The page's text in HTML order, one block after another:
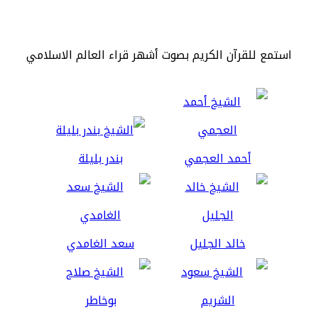
استمع للقرآن الكريم بصوت أشهر قراء العالم الاسلامي
أحمد العجمي بندر بليلة
خالد الجليل سعد الغامدي